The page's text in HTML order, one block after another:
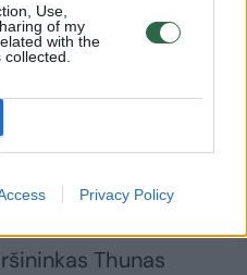
Use,
of my
with the
Privacy Policy
reikia
komanda dėjo
jį išgelbėti, nuo
Thunas